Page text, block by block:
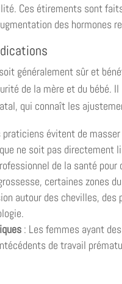
Ces étirements sont
des hormones
généralement sûr et
de la mère et du
qui connaît les
évitent de
ne soit pas directement
de la santé pour
certaines zones
autour des chevilles,
: Les femmes ayant
de travail